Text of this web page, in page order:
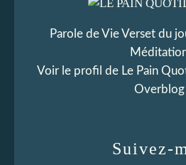
Parole de Vie Verset du
Voir le profil de Le Pain
Overblog
Suivez-